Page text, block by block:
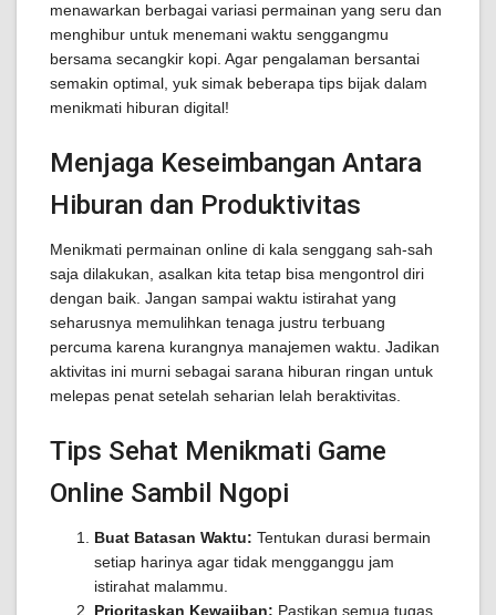
menawarkan berbagai variasi permainan yang seru dan
menghibur untuk menemani waktu senggangmu
bersama secangkir kopi. Agar pengalaman bersantai
semakin optimal, yuk simak beberapa tips bijak dalam
menikmati hiburan digital!
Menjaga Keseimbangan Antara
Hiburan dan Produktivitas
Menikmati permainan online di kala senggang sah-sah
saja dilakukan, asalkan kita tetap bisa mengontrol diri
dengan baik. Jangan sampai waktu istirahat yang
seharusnya memulihkan tenaga justru terbuang
percuma karena kurangnya manajemen waktu. Jadikan
aktivitas ini murni sebagai sarana hiburan ringan untuk
melepas penat setelah seharian lelah beraktivitas.
Tips Sehat Menikmati Game
Online Sambil Ngopi
Buat Batasan Waktu: Tentukan durasi bermain
setiap harinya agar tidak mengganggu jam
istirahat malammu.
Prioritaskan Kewajiban: Pastikan semua tugas